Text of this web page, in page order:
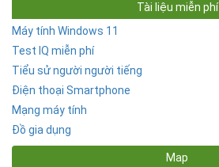
Tài liệu miễn phí
Máy tính Windows 11
Test IQ miễn phí
Tiểu sử người người tiếng
Điện thoại Smartphone
Mạng máy tính
Đồ gia dụng
Map